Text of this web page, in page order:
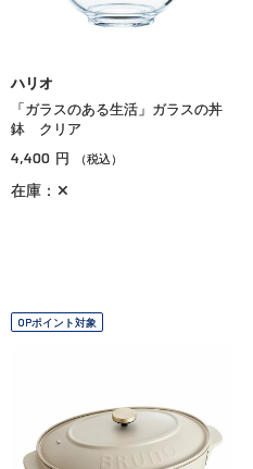
ハリオ
「ガラスのある生活」ガラスの丼
鉢 クリア
4,400 円 （税込）
在庫：✕
OPポイント対象